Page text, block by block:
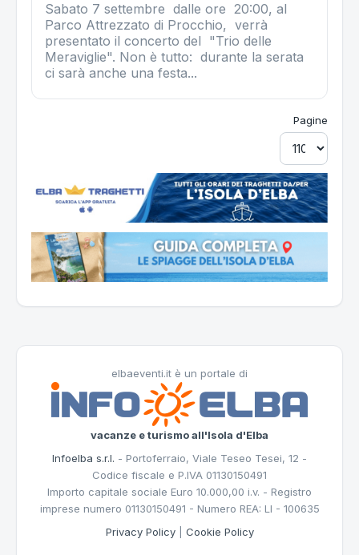
Sabato 7 settembre dalle ore 20:00, al
Parco Attrezzato di Procchio, verrà
presentato il concerto del "Trio delle
Meraviglie". Non è tutto: durante la serata
ci sarà anche una festa...
Pagine
elbaeventi.it è un portale di
vacanze e turismo all'Isola d'Elba
Infoelba s.r.l. - Portoferraio, Viale Teseo Tesei, 12 -
Codice fiscale e P.IVA 01130150491
Importo capitale sociale Euro 10.000,00 i.v. - Registro
imprese numero 01130150491 - Numero REA: LI - 100635
Privacy Policy| Cookie Policy